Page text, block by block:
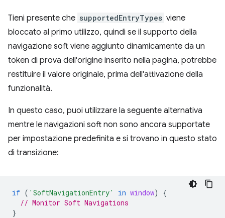
Tieni presente che supportedEntryTypes viene
bloccato al primo utilizzo, quindi se il supporto della
navigazione soft viene aggiunto dinamicamente da un
token di prova dell'origine inserito nella pagina, potrebbe
restituire il valore originale, prima dell'attivazione della
funzionalità.
In questo caso, puoi utilizzare la seguente alternativa
mentre le navigazioni soft non sono ancora supportate
per impostazione predefinita e si trovano in questo stato
di transizione:
if ( 'SoftNavigationEntry' in window)
{
// Monitor Soft Navigations
}